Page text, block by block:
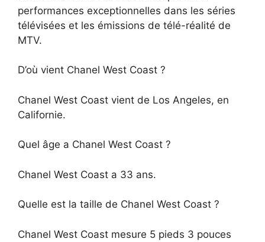
performances exceptionnelles dans les séries
télévisées et les émissions de télé-réalité de
MTV.
D’où vient Chanel West Coast ?
Chanel West Coast vient de Los Angeles, en
Californie.
Quel âge a Chanel West Coast ?
Chanel West Coast a 33 ans.
Quelle est la taille de Chanel West Coast ?
Chanel West Coast mesure 5 pieds 3 pouces